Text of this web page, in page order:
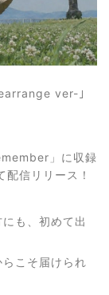
ver-｣
」に収録
信リリース！
も、初めて出
こそ届けられ